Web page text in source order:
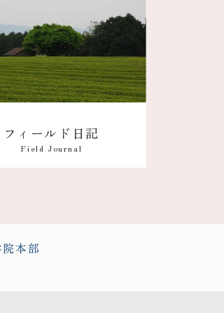
フィールド日記
Field Journal
本部